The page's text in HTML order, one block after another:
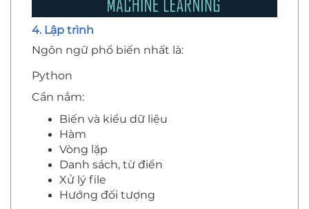
4. Lập trình
Ngôn ngữ phổ biến nhất là:
Python
Cần nắm:
Biến và kiểu dữ liệu
Hàm
Vòng lặp
Danh sách, từ điển
Xử lý file
Hướng đối tượng